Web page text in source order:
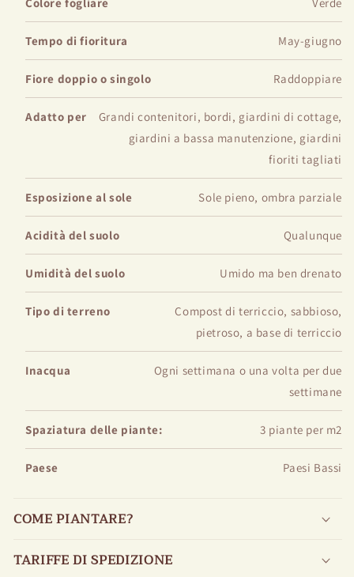
Tempo di fioritura May-giugno
Fiore doppio o singolo Raddoppiare
Adatto per
Grandi contenitori, bordi, giardini di cottage,
giardini a bassa manutenzione, giardini
fioriti tagliati
Esposizione al sole Sole pieno, ombra parziale
Acidità del suolo Qualunque
Umidità del suolo Umido ma ben drenato
Tipo di terreno
Compost di terriccio, sabbioso,
pietroso, a base di terriccio
Inacqua
Ogni settimana o una volta per due
settimane
Spaziatura delle piante: 3 piante per m2
Paese Paesi Bassi
COME PIANTARE?
TARIFFE DI SPEDIZIONE